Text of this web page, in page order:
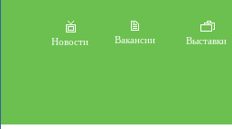
Новости Вакансии Выставки